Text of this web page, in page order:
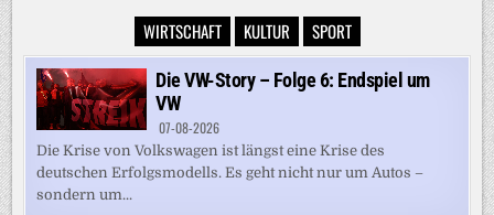
WIRTSCHAFT KULTUR SPORT
Die VW-Story – Folge 6: Endspiel um
VW
07-08-2026
Die Krise von Volkswagen ist längst eine Krise des
deutschen Erfolgsmodells. Es geht nicht nur um Autos –
sondern um...